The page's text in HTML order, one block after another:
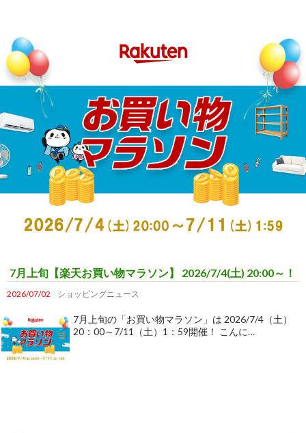
7月上旬【楽天お買い物マラソン】 2026/7/4(土) 20:00～！
2026/07/02 ショッピングニュース
7月上旬の「お買い物マラソン」は 2026/7/4（土）
20：00～7/11（土）1：59開催！ こんに…